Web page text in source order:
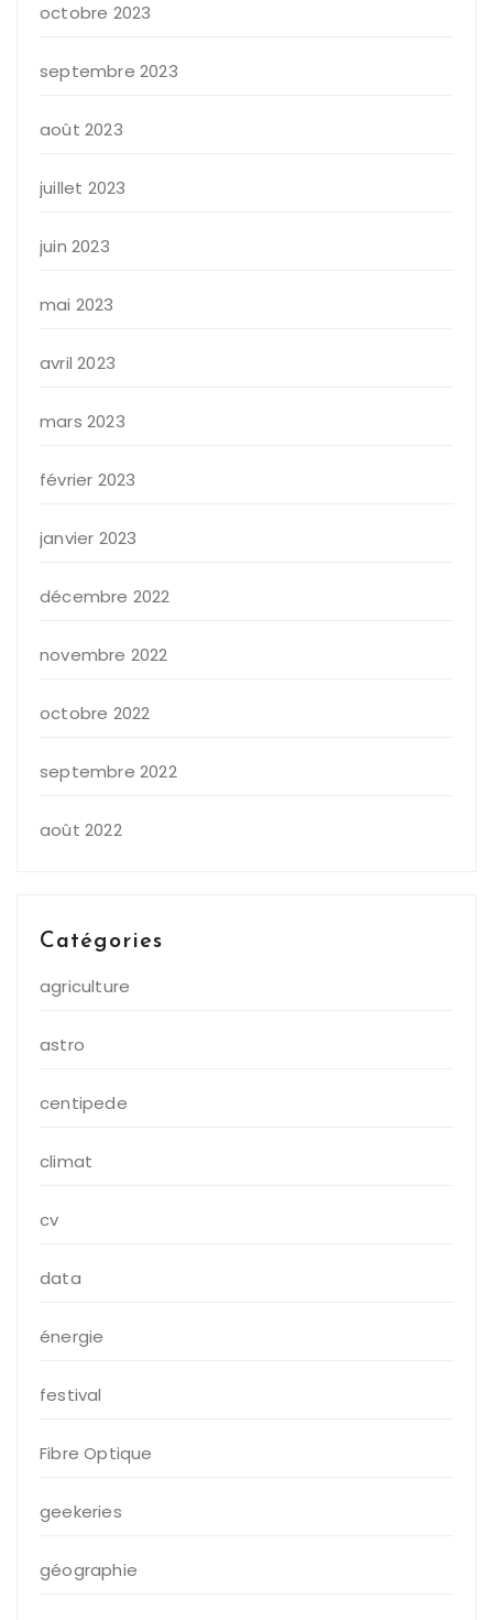
octobre 2023
septembre 2023
août 2023
juillet 2023
juin 2023
mai 2023
avril 2023
mars 2023
février 2023
janvier 2023
décembre 2022
novembre 2022
octobre 2022
septembre 2022
août 2022
Catégories
agriculture
astro
centipede
climat
cv
data
énergie
festival
Fibre Optique
geekeries
géographie